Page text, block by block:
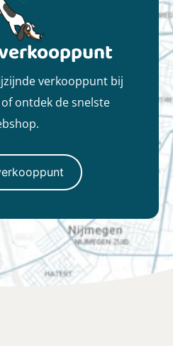
verkooppunt bij
ontdek de snelste